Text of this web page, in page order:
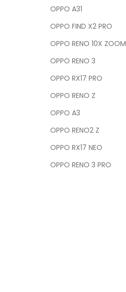
OPPO A31
OPPO FIND X2 PRO
OPPO RENO 10X ZOOM
OPPO RENO 3
OPPO RX17 PRO
OPPO RENO Z
OPPO A3
OPPO RENO2 Z
OPPO RX17 NEO
OPPO RENO 3 PRO